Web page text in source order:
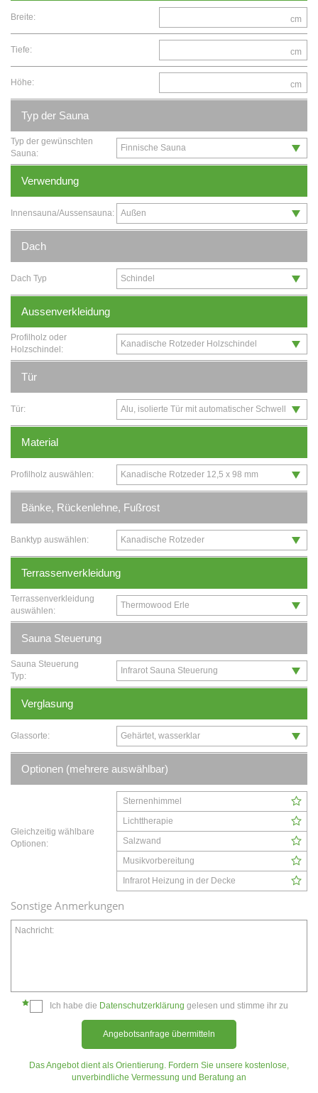
Breite: cm
Tiefe: cm
Höhe: cm
Typ der Sauna
Typ der gewünschten
Sauna:
Verwendung
Innensauna/Aussensauna:
Dach
Dach Typ
Aussenverkleidung
Profilholz oder
Holzschindel:
Tür
Tür:
Material
Profilholz auswählen:
Bänke, Rückenlehne, Fußrost
Banktyp auswählen:
Terrassenverkleidung
Terrassenverkleidung
auswählen:
Sauna Steuerung
Sauna Steuerung
Typ:
Verglasung
Glassorte:
Optionen (mehrere auswählbar)
Gleichzeitig wählbare
Optionen:
Sternenhimmel
Lichttherapie
Salzwand
Musikvorbereitung
Infrarot Heizung in der Decke
Sonstige Anmerkungen
Nachricht:
Ich habe die Datenschutzerklärung gelesen und stimme ihr zu
Angebotsanfrage übermitteln
Das Angebot dient als Orientierung. Fordern Sie unsere kostenlose,
unverbindliche Vermessung und Beratung an